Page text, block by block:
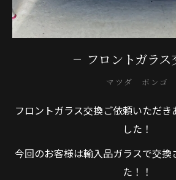
フロントガラス
マツダ ボンゴ
フロントガラス交換ご依頼いただき
した！
今回のお客様は輸入品ガラスで交換
た！！